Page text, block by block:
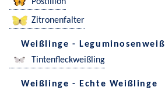
Zitronenfalter
Weißlinge -
Tintenfleckweißling
Weißlinge - Echte Weißlinge